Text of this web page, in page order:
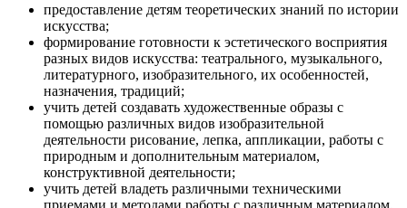
предоставление детям теоретических знаний по истории
искусства;
формирование готовности к эстетического восприятия
разных видов искусства: театрального, музыкального,
литературного, изобразительного, их особенностей,
назначения, традиций;
учить детей создавать художественные образы с
помощью различных видов изобразительной
деятельности рисование, лепка, аппликации, работы с
природным и дополнительным материалом,
конструктивной деятельности;
учить детей владеть различными техническими
приемами и методами работы с различным материалом,